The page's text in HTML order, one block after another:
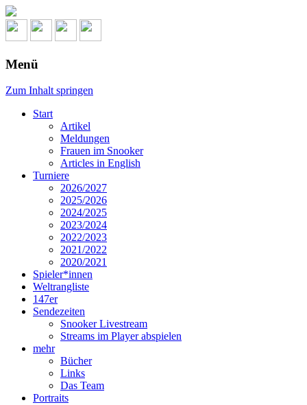
Menü
Zum Inhalt springen
Start
Artikel
Meldungen
Frauen im Snooker
Articles in English
Turniere
2026/2027
2025/2026
2024/2025
2023/2024
2022/2023
2021/2022
2020/2021
Spieler*innen
Weltrangliste
147er
Sendezeiten
Snooker Livestream
Streams im Player abspielen
mehr
Bücher
Links
Das Team
Portraits